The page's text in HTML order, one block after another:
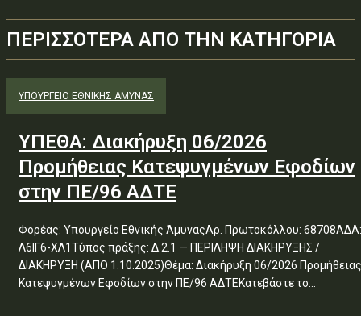
ΠΕΡΙΣΣΟΤΕΡΑ ΑΠΟ ΤΗΝ ΚΑΤΗΓΟΡΙΑ
ΥΠΟΥΡΓΕΊΟ ΕΘΝΙΚΉΣ ΆΜΥΝΑΣ
ΥΠΕΘΑ: Διακήρυξη 06/2026
Προμήθειας Κατεψυγμένων Εφοδίων
στην ΠΕ/96 ΑΔΤΕ
Φορέας: Υπουργείο Εθνικής ΆμυναςΑρ. Πρωτοκόλλου: 68708ΑΔΑ:
Λ6ΙΓ6-ΧΛ1Τύπος πράξης: Δ.2.1 — ΠΕΡΙΛΗΨΗ ΔΙΑΚΗΡΥΞΗΣ /
ΔΙΑΚΗΡΥΞΗ (ΑΠΟ 1.10.2025)Θέμα: Διακήρυξη 06/2026 Προμήθειας
Κατεψυγμένων Εφοδίων στην ΠΕ/96 ΑΔΤΕΚατεβάστε το...